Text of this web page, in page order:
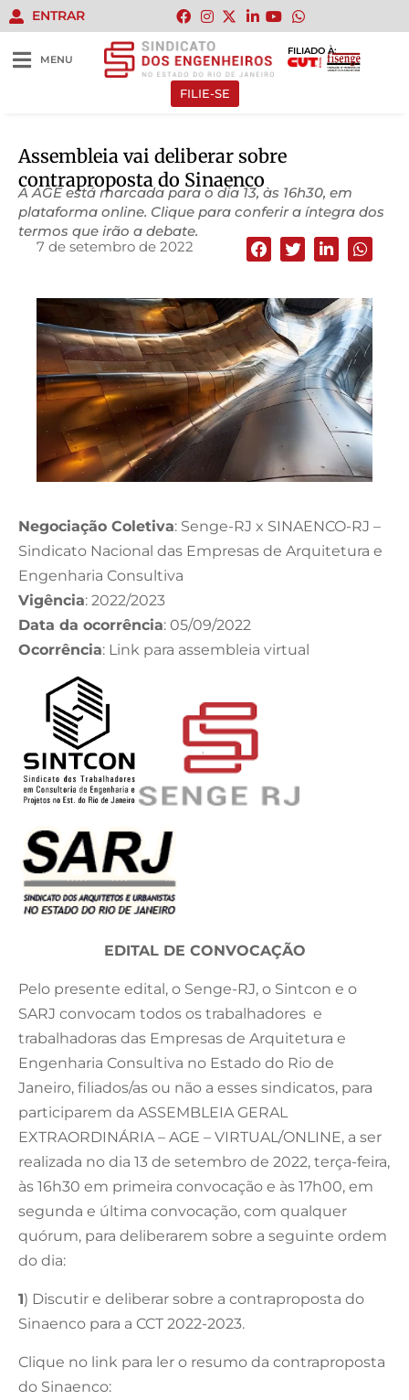
ENTRAR
MENU
FILIADO À:
FILIE-SE
Assembleia vai deliberar sobre
contraproposta do Sinaenco
A AGE está marcada para o dia 13, às 16h30, em
plataforma online. Clique para conferir a íntegra dos
termos que irão a debate.
7 de setembro de 2022
Negociação Coletiva: Senge-RJ x SINAENCO-RJ –
Sindicato Nacional das Empresas de Arquitetura e
Engenharia Consultiva
Vigência: 2022/2023
Data da ocorrência: 05/09/2022
Ocorrência: Link para assembleia virtual
EDITAL DE CONVOCAÇÃO
Pelo presente edital, o Senge-RJ, o Sintcon e o
SARJ convocam todos os trabalhadores e
trabalhadoras das Empresas de Arquitetura e
Engenharia Consultiva no Estado do Rio de
Janeiro, filiados/as ou não a esses sindicatos, para
participarem da ASSEMBLEIA GERAL
EXTRAORDINÁRIA – AGE – ​VIRTUAL/ONLINE​, a ser
realizada no dia 13 de setembro de 2022, terça-feira,
às 16h30 em primeira convocação e às 17h00, em
segunda e última convocação, com qualquer
quórum, para deliberarem sobre a seguinte ordem
do dia:
1) Discutir e deliberar sobre a contraproposta do
Sinaenco para a CCT 2022-2023.
Clique no link para ler o resumo da contraproposta
do Sinaenco: